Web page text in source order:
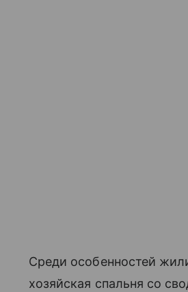
Среди особенностей
хозяйская спальня со